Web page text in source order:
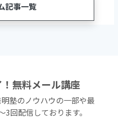
記事一覧
無料メール講座
塾のノウハウの一部や最
回配信しております。